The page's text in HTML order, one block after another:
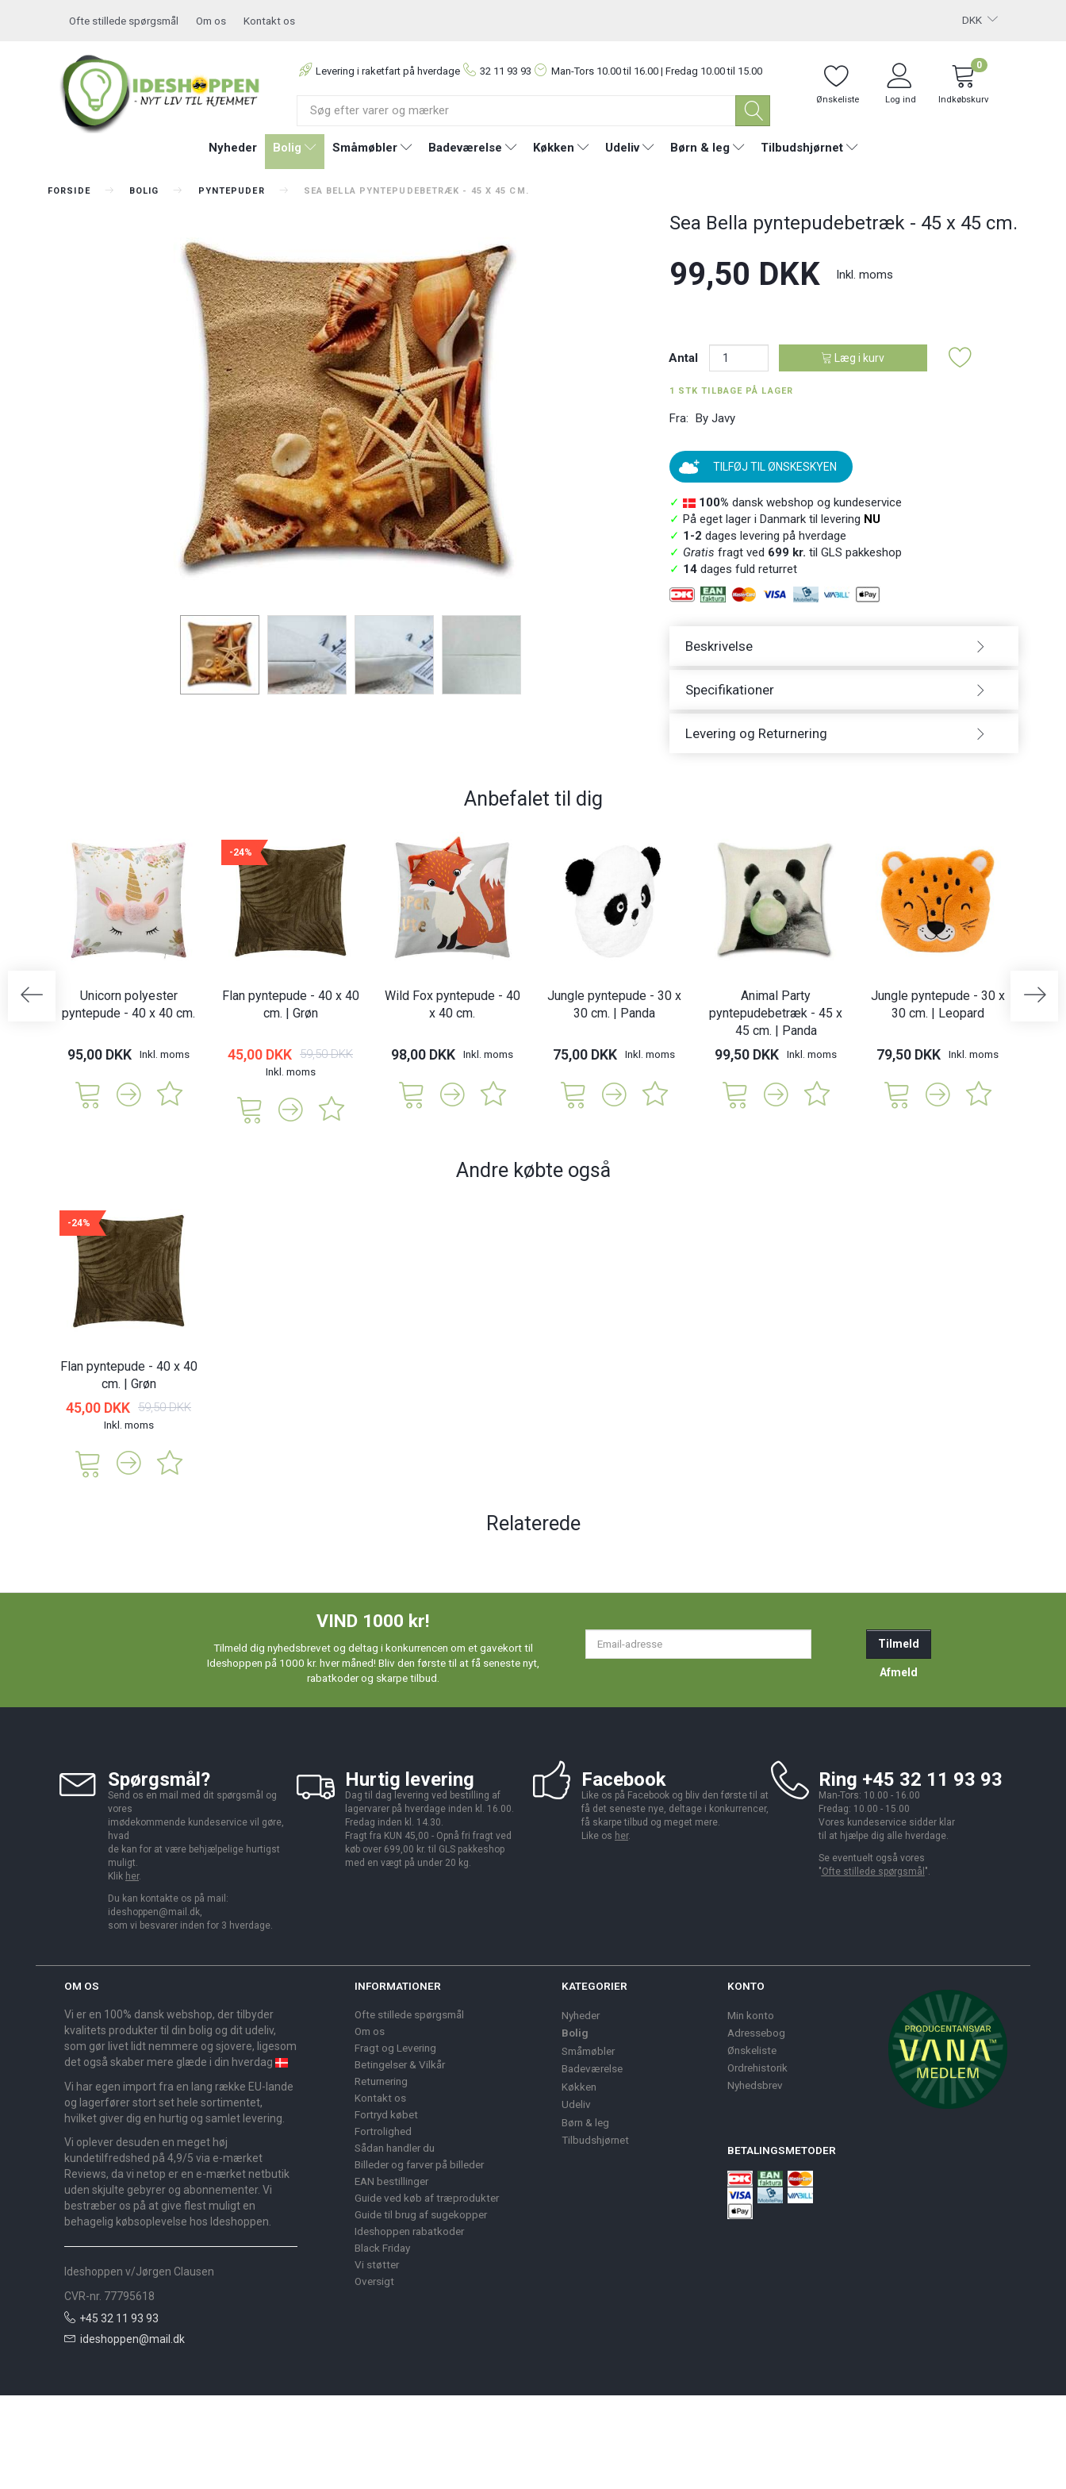
DKK
Ofte stillede spørgsmål Om os Kontakt os
Levering i raketfart på hverdage 32 11 93 93 Man-Tors 10.00 til 16.00 | Fredag 10.00 til 15.00
Ønskeliste Log ind Indkøbskurv
0
Nyheder Bolig Småmøbler Badeværelse Køkken Udeliv Børn & leg Tilbudshjørnet
FORSIDE BOLIG PYNTEPUDER SEA BELLA PYNTEPUDEBETRÆK - 45 X 45 CM.
Sea Bella pyntepudebetræk - 45 x 45 cm.
99,50 DKK Inkl. moms
Antal Læg i kurv
1 STK TILBAGE PÅ LAGER
Fra: By Javy
TILFØJ TIL ØNSKESKYEN
✓ 100% dansk webshop og kundeservice
✓ På eget lager i Danmark til levering NU
✓ 1-2 dages levering på hverdage
✓ Gratis fragt ved 699 kr. til GLS pakkeshop
✓ 14dages fuld returret
Beskrivelse
Specifikationer
Levering og Returnering
Anbefalet til dig
Unicorn polyester
pyntepude - 40 x 40 cm.
95,00 DKK Inkl. moms
-24%
Flan pyntepude - 40 x 40
cm. | Grøn
45,00 DKK 59,50 DKK
Inkl. moms
Wild Fox pyntepude - 40
x 40 cm.
98,00 DKK Inkl. moms
Jungle pyntepude - 30 x
30 cm. | Panda
75,00 DKK Inkl. moms
Animal Party
pyntepudebetræk - 45 x
45 cm. | Panda
99,50 DKK Inkl. moms
Jungle pyntepude - 30 x
30 cm. | Leopard
79,50 DKK Inkl. moms
Andre købte også
-24%
Flan pyntepude - 40 x 40
cm. | Grøn
45,00 DKK 59,50 DKK
Inkl. moms
Relaterede
VIND 1000 kr!
Tilmeld dig nyhedsbrevet og deltag i konkurrencen om et gavekort til
Ideshoppen på 1000 kr. hver måned! Bliv den første til at få seneste nyt,
rabatkoder og skarpe tilbud.
Tilmeld
Afmeld
Spørgsmål?
Send os en mail med dit spørgsmål og
vores
imødekommende kundeservice vil gøre,
hvad
de kan for at være behjælpelige hurtigst
muligt.
Klik her.
Du kan kontakte os på mail:
ideshoppen@mail.dk,
som vi besvarer inden for 3 hverdage.
Hurtig levering
Dag til dag levering ved bestilling af
lagervarer på hverdage inden kl. 16.00.
Fredag inden kl. 14.30.
Fragt fra KUN 45,00 - Opnå fri fragt ved
køb over 699,00 kr. til GLS pakkeshop
med en vægt på under 20 kg.
Facebook
Like os på Facebook og bliv den første til at
få det seneste nye, deltage i konkurrencer,
få skarpe tilbud og meget mere.
Like os her.
Ring +45 32 11 93 93
Man-Tors: 10.00 - 16.00
Fredag: 10.00 - 15.00
Vores kundeservice sidder klar
til at hjælpe dig alle hverdage.
Se eventuelt også vores
"Ofte stillede spørgsmål ".
OM OS
Vi er en 100% dansk webshop, der tilbyder
kvalitets produkter til din bolig og dit udeliv,
som gør livet lidt nemmere og sjovere, ligesom
det også skaber mere glæde i din hverdag
Vi har egen import fra en lang række EU-lande
og lagerfører stort set hele sortimentet,
hvilket giver dig en hurtig og samlet levering.
Vi oplever desuden en meget høj
kundetilfredshed på 4,9/5 via e-mærket
Reviews, da vi netop er en e-mærket netbutik
uden skjulte gebyrer og abonnementer. Vi
bestræber os på at give flest muligt en
behagelig købsoplevelse hos Ideshoppen.
Ideshoppen v/Jørgen Clausen
CVR-nr. 77795618
+45 32 11 93 93
ideshoppen@mail.dk
INFORMATIONER
Ofte stillede spørgsmål
Om os
Fragt og Levering
Betingelser & Vilkår
Returnering
Kontakt os
Fortryd købet
Fortrolighed
Sådan handler du
Billeder og farver på billeder
EAN bestillinger
Guide ved køb af træprodukter
Guide til brug af sugekopper
Ideshoppen rabatkoder
Black Friday
Vi støtter
Oversigt
KATEGORIER
Nyheder
Bolig
Småmøbler
Badeværelse
Køkken
Udeliv
Børn & leg
Tilbudshjørnet
KONTO
Min konto
Adressebog
Ønskeliste
Ordrehistorik
Nyhedsbrev
BETALINGSMETODER